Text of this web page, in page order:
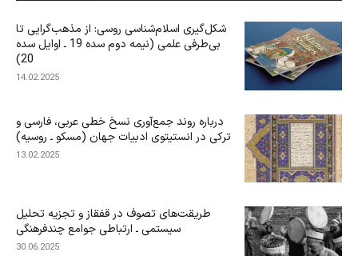
شکل‌گیری اسلام‌شناسی روسی: از مذهب‌گرایی تا
بی‌‌‌طرفی علمی (نیمه دوم سده 19 ـ اوایل سده
20)
14.02.2025
درباره‌ روند جمع‌آوری نسخ خطی عربی، فارسی و
ترکی در انستیتوی ادبیات جهان (مسکو ـ روسیه)
13.02.2025
طریقت‌های تصوف در قفقاز و تجزیه تحلیل
سیستمی ـ ارتباطی جوامع چندفرهنگی
30.06.2025